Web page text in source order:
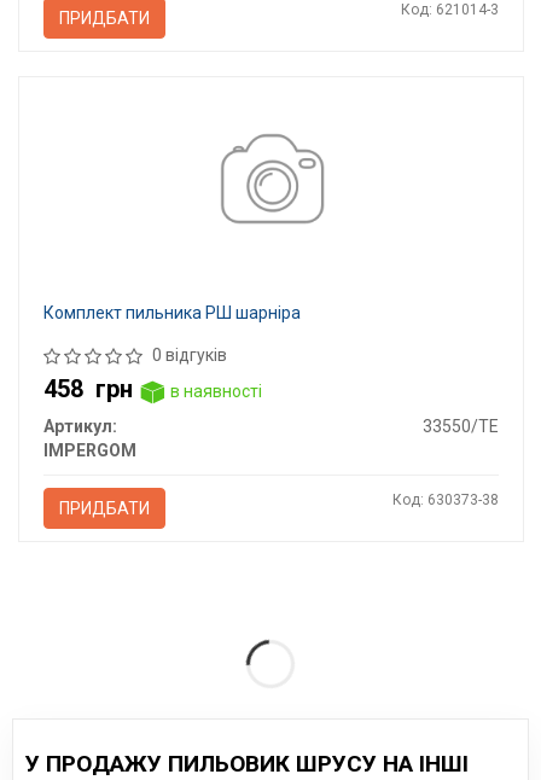
ПРИДБАТИ Код: 621014-3
Комплект пильника РШ шарніра
0 відгуків
458 грн
в наявності
Артикул:
33550/TE
IMPERGOM
ПРИДБАТИ Код: 630373-38
У ПРОДАЖУ ПИЛЬОВИК ШРУСУ НА ІНШІ